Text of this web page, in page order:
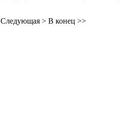
Следующая > В конец >>